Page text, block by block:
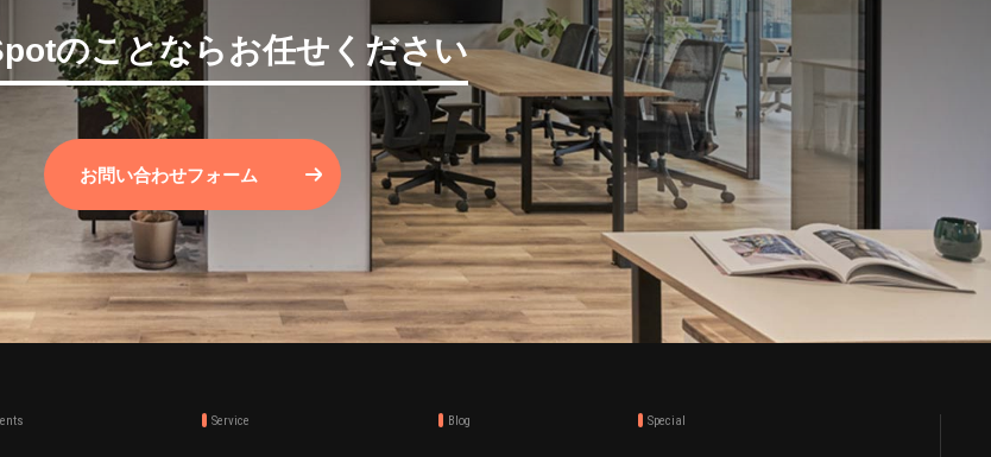
のことならお任せください
お問い合わせフォーム
Service Blog Special